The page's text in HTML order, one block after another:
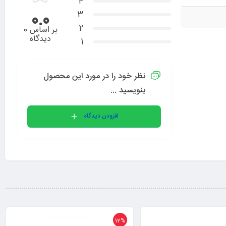
3
2
1
0.0 بر اساس 0
دیدگاه
نظر خود را در مورد این محصول
بنویسید ...
افزودن دیدگاه
12%